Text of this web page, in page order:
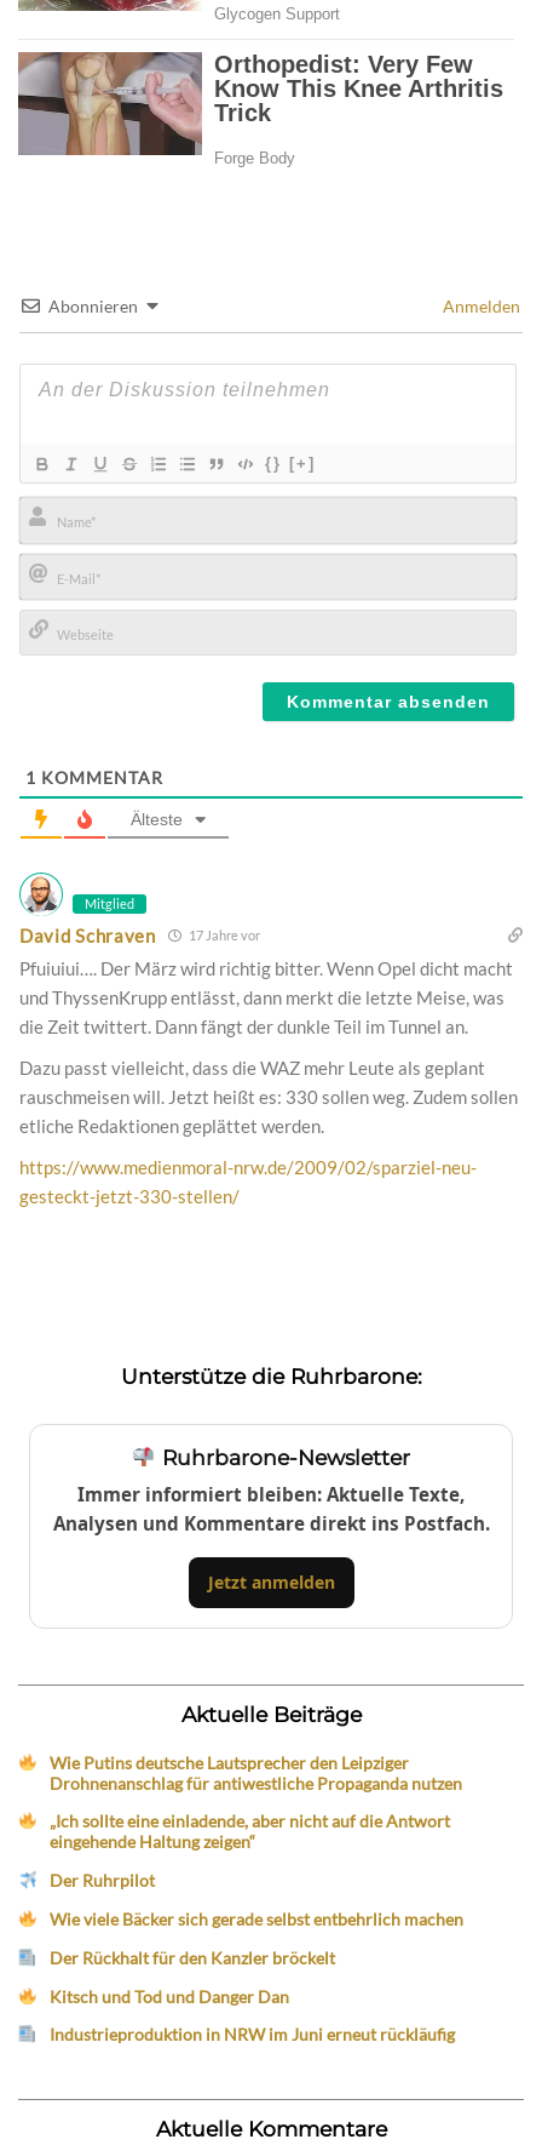
Abonnieren Anmelden
{} [+]
Name*
E-
Mail*
1 KOMMENTAR
Älteste
Mitglied
David Schraven 17 Jahre vor
Pfuiuiui…. Der März wird richtig bitter. Wenn Opel dicht macht
und ThyssenKrupp entlässt, dann merkt die letzte Meise, was
die Zeit twittert. Dann fängt der dunkle Teil im Tunnel an.
Dazu passt vielleicht, dass die WAZ mehr Leute als geplant
rauschmeisen will. Jetzt heißt es: 330 sollen weg. Zudem sollen
etliche Redaktionen geplättet werden.
https://www.medienmoral-nrw.de/2009/02/sparziel-neu-
gesteckt-jetzt-330-stellen/
Unterstütze die Ruhrbarone:
Ruhrbarone-Newsletter
Immer informiert bleiben: Aktuelle Texte,
Analysen und Kommentare direkt ins Postfach.
Jetzt anmelden
Aktuelle Beiträge
Wie Putins deutsche Lautsprecher den Leipziger
Drohnenanschlag für antiwestliche Propaganda nutzen
„Ich sollte eine einladende, aber nicht auf die Antwort
eingehende Haltung zeigen“
Der Ruhrpilot
Wie viele Bäcker sich gerade selbst entbehrlich machen
Der Rückhalt für den Kanzler bröckelt
Kitsch und Tod und Danger Dan
Industrieproduktion in NRW im Juni erneut rückläufig
Aktuelle Kommentare